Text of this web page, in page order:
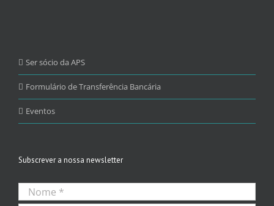
Ser sócio da APS
Formulário de Transferência Bancária
Eventos
Subscrever a nossa newsletter